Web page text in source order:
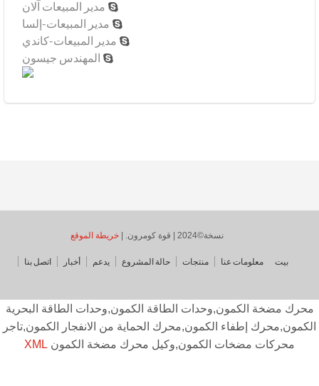
مدير المبيعات آلان
مدير المبيعات-إلسا
مدير المبيعات-كاندي
المهندس جيسون
نسخة©2024 | قوة كومرون. | خريطة الموقع
بيت معلومات عنا منتجات حالة المشروع يدعم أخبار اتصل بنا
مضخة الكمون,وحدات الطاقة الكمون,وحدات الطاقة البحرية
إطفاء الكمون,محرك الحماية من الانفجار الكمون,تاجر
محركات مضخات الكمون,وكيل محرك مضخة الكمونXML